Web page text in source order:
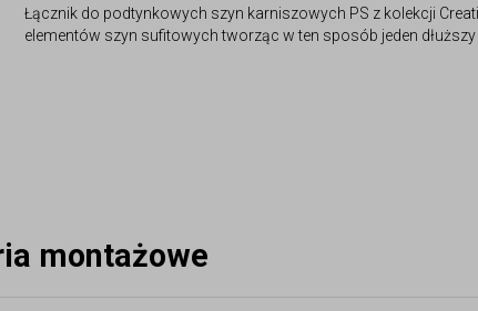
Łącznik do podtynkowych szyn karniszowych PS z kolekcji
elementów szyn sufitowych tworząc w ten sposób jeden
montażowe